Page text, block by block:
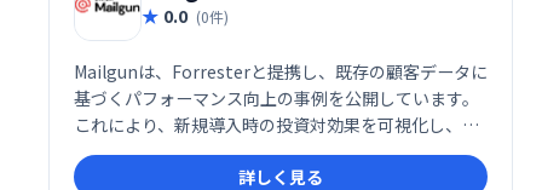
0.0 (0件)
Mailgunは、Forresterと提携し、既存の顧客データに
基づくパフォーマンス向上の事例を公開しています。
これにより、新規導入時の投資対効果を可視化し、信
頼性を高めています。
詳しく見る